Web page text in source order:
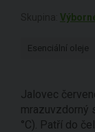
Esenciální oleje
Jalovec
mrazuvzdorný
°C). Patří do